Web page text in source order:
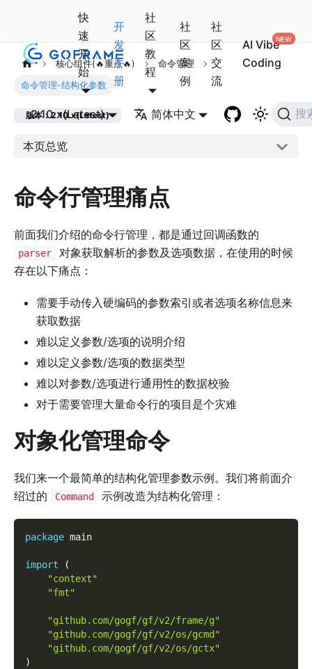
快
速
开
始
开
发
手
册
社
区
教
程
社
区
案
例
社
区
交
流
AI Vibe
Coding
2.10.x(Latest) 简体中文 搜
核心组件(🔥重点🔥) 命令管理
命令管理-结构化参数
版本：2.10.x(Latest)
本页总览
命令行管理痛点
前面我们介绍的命令行管理，都是通过回调函数的
parser
对象获取解析的参数及选项数据，在使用的时候
存在以下痛点：
需要手动传入硬编码的参数索引或者选项名称信息来
获取数据
难以定义参数/选项的说明介绍
难以定义参数/选项的数据类型
难以对参数/选项进行通用性的数据校验
对于需要管理大量命令行的项目是个灾难
对象化管理命令
我们来一个最简单的结构化管理参数示例。我们将前面介
绍过的
Command 示例改造为结构化管理：
package main
import
(
"context"
"fmt"
"github.com/gogf/gf/v2/frame/g"
"github.com/gogf/gf/v2/os/gcmd"
"github.com/gogf/gf/v2/os/gctx"
)